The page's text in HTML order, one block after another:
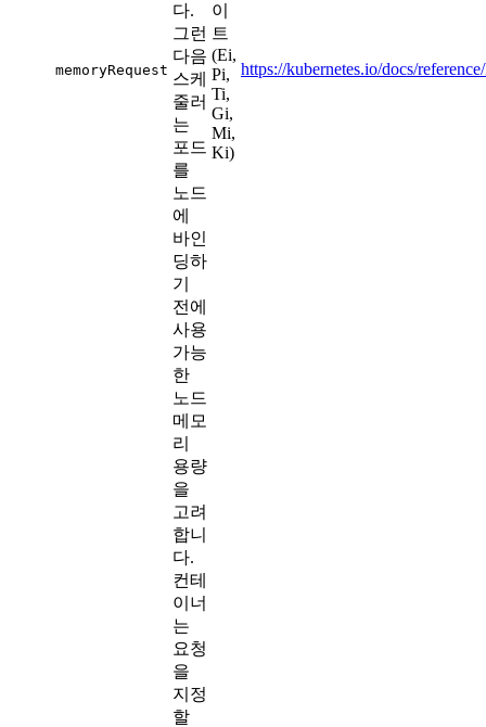
memoryRequest
다.
그런
다음
스케
줄러
는
포드
를
노드
에
바인
딩하
기
전에
사용
가능
한
노드
메모
리
용량
을
고려
합니
다.
컨테
이너
는
요청
을
지정
할
이
트
(Ei,
Pi,
Ti,
Gi,
Mi,
Ki)
https://kubernetes.io/docs/